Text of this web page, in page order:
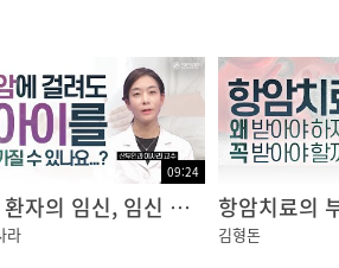
09:24
암 환자의 임신, 임신 후에 재발된 암... 어떻게 해야할까요?
라 김형돈